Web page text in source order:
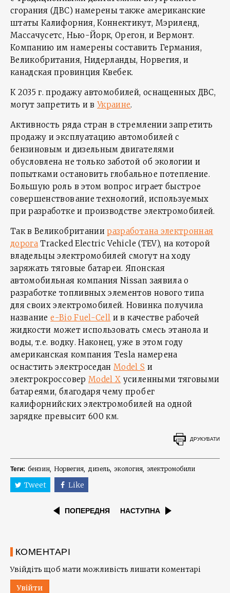
сгорания (ДВС) намерены также американские
штаты Калифорния, Коннектикут, Мэриленд,
Массачусетс, Нью-Йорк, Орегон, и Вермонт.
Компанию им намерены составить Германия,
Великобритания, Нидерланды, Норвегия, и
канадская провинция Квебек.
К 2035 г. продажу автомобилей, оснащенных ДВС,
могут запретить и вУкраине.
Активность ряда стран в стремлении запретить
продажу и эксплуатацию автомобилей с
бензиновым и дизельным двигателями
обусловлена не только заботой об экологии и
попытками остановить глобальное потепление.
Большую роль в этом вопрос играет быстрое
совершенствование технологий, используемых
при разработке и производстве электромобилей.
Так в Великобританииразработана электронная
дорога Tracked Electric Vehicle (TEV), на которой
владельцы электромобилей смогут на ходу
заряжать тяговые батареи. Японская
автомобильная компания Nissan заявила о
разработке топливных элементов нового типа
для своих электромобилей. Новинка получила
названиеe-Bio Fuel-Cell и в качестве рабочей
жидкости может использовать смесь этанола и
воды, т.е. водку. Наконец, уже в этом году
американская компания Tesla намерена
оснастить электроседанModel S и
электрокроссовер Model X усиленными тяговыми
батареями, благодаря чему пробег
калифорнийских электромобилей на одной
зарядке превысит 600 км.
ДРУКУВАТИ
Теги: бензин Норвегия дизель экология электромобили
Tweet Like
ПОПЕРЕДНЯ НАСТУПНА
КОМЕНТАРІ
Увійдіть щоб мати можливість лишати коментарі
Увійти